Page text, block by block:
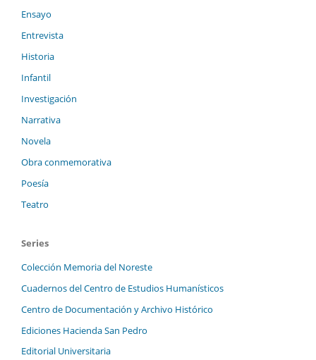
Ensayo
Entrevista
Historia
Infantil
Investigación
Narrativa
Novela
Obra conmemorativa
Poesía
Teatro
Series
Colección Memoria del Noreste
Cuadernos del Centro de Estudios Humanísticos
Centro de Documentación y Archivo Histórico
Ediciones Hacienda San Pedro
Editorial Universitaria